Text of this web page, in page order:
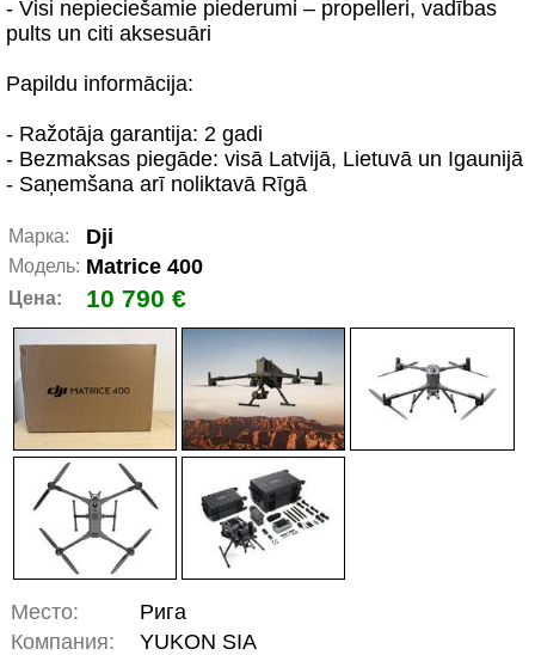
- Visi nepieciešamie piederumi – propelleri, vadības
pults un citi aksesuāri
Papildu informācija:
- Ražotāja garantija: 2 gadi
- Bezmaksas piegāde: visā Latvijā, Lietuvā un Igaunijā
- Saņemšana arī noliktavā Rīgā
Марка: Dji
Модель: Matrice 400
Цена: 10 790 €
Место:
Рига
Компания:
YUKON SIA